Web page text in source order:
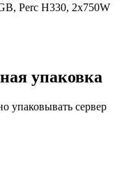
Perc H330, 2x750W
упаковка
упаковывать сервер